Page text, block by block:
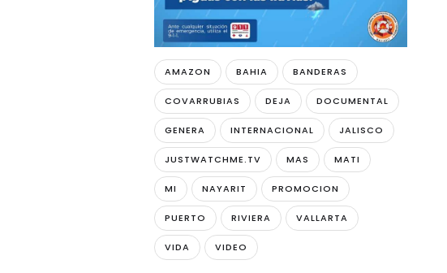
AMAZON BAHIA BANDERAS
COVARRUBIAS DEJA DOCUMENTAL
GENERA INTERNACIONAL JALISCO
JUSTWATCHME.TV MAS MATI
MI NAYARIT PROMOCION
PUERTO RIVIERA VALLARTA
VIDA VIDEO